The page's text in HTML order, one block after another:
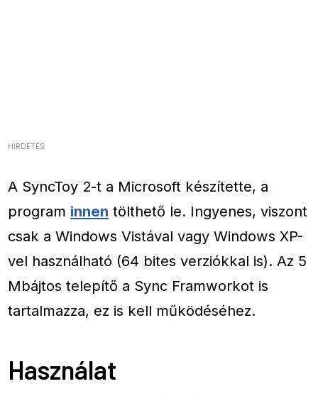
HIRDETÉS
A SyncToy 2-t a Microsoft készítette, a
program innen tölthető le. Ingyenes, viszont
csak a Windows Vistával vagy Windows XP-
vel használható (64 bites verziókkal is). Az 5
Mbájtos telepítő a Sync Framworkot is
tartalmazza, ez is kell működéséhez.
Használat